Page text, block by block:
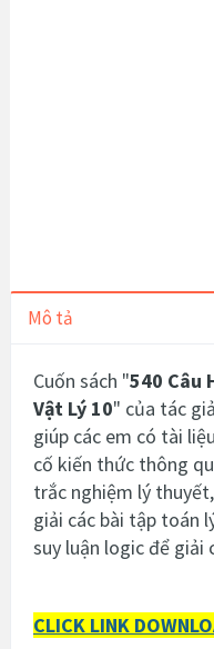
Mô tả
Cuốn sách "540 Câu
Vật Lý 10" của tác
giúp các em có tài
cố kiến thức thông
trắc nghiệm lý
giải các bài tập toán
suy luận logic để giải
CLICK LINK